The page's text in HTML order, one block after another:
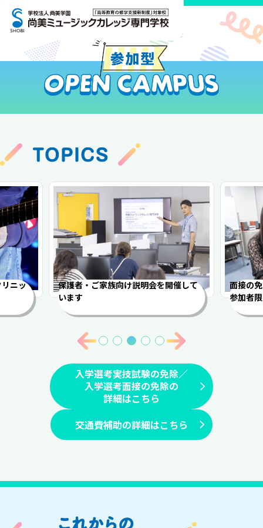
ニッ
保護者・ご家族向け説明会を開催して
います
面接の
参加者
入学選考実技試験の免除／
入学選考面接の免除の
詳細はこちら
交通費補助の詳細はこちら